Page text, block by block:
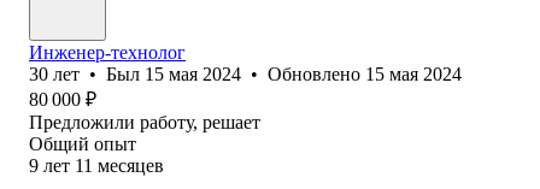
Инженер-технолог
30 лет • Был 15 мая 2024 • Обновлено 15 мая 2024
80 000 ₽
Предложили работу, решает
Общий опыт
9 лет 11 месяцев